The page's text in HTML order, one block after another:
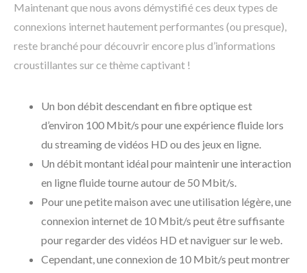
Maintenant que nous avons démystifié ces deux types de
connexions internet hautement performantes (ou presque),
reste branché pour découvrir encore plus d’informations
croustillantes sur ce thème captivant !
Un bon débit descendant en fibre optique est
d’environ 100 Mbit/s pour une expérience fluide lors
du streaming de vidéos HD ou des jeux en ligne.
Un débit montant idéal pour maintenir une interaction
en ligne fluide tourne autour de 50 Mbit/s.
Pour une petite maison avec une utilisation légère, une
connexion internet de 10 Mbit/s peut être suffisante
pour regarder des vidéos HD et naviguer sur le web.
Cependant, une connexion de 10 Mbit/s peut montrer